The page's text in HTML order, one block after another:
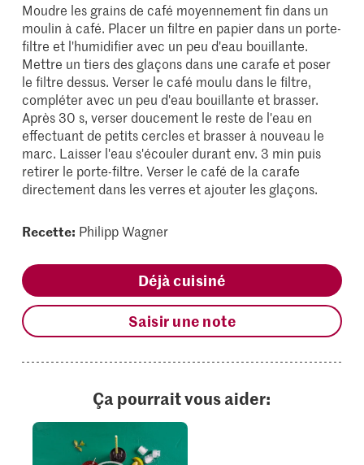
Moudre les grains de café moyennement fin dans un
moulin à café. Placer un filtre en papier dans un porte-
filtre et l'humidifier avec un peu d'eau bouillante.
Mettre un tiers des glaçons dans une carafe et poser
le filtre dessus. Verser le café moulu dans le filtre,
compléter avec un peu d'eau bouillante et brasser.
Après 30 s, verser doucement le reste de l'eau en
effectuant de petits cercles et brasser à nouveau le
marc. Laisser l'eau s'écouler durant env. 3 min puis
retirer le porte-filtre. Verser le café de la carafe
directement dans les verres et ajouter les glaçons.
Recette: Philipp Wagner
Déjà cuisiné
Saisir une note
Ça pourrait vous aider: